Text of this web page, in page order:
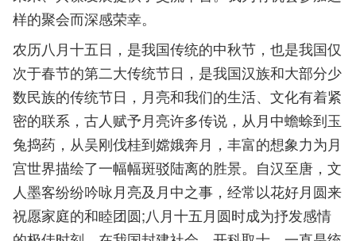
样的聚会而深感荣幸。
农历八月十五日，是我国传统的中秋节，也是我国仅
次于春节的第二大传统节日，是我国汉族和大部分少
数民族的传统节日，月亮和我们的生活、文化有着紧
密的联系，古人赋予月亮许多传说，从月中蟾蜍到玉
兔捣药，从吴刚伐桂到嫦娥奔月，丰富的想象力为月
宫世界描绘了一幅幅斑驳陆离的胜景。自汉至唐，文
人墨客纷纷吟咏月亮及月中之事，经常以花好月圆来
祝愿家庭的和睦团圆;八月十五月圆时成为抒发感情